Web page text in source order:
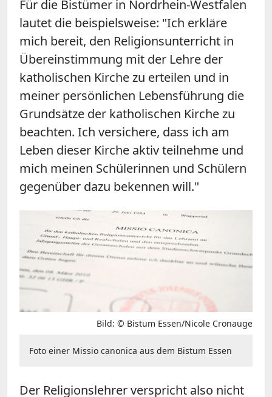
Für die Bistümer in Nordrhein-Westfalen
lautet die beispielsweise: "Ich erkläre
mich bereit, den Religionsunterricht in
Übereinstimmung mit der Lehre der
katholischen Kirche zu erteilen und in
meiner persönlichen Lebensführung die
Grundsätze der katholischen Kirche zu
beachten. Ich versichere, dass ich am
Leben dieser Kirche aktiv teilnehme und
mich meinen Schülerinnen und Schülern
gegenüber dazu bekennen will."
Bild: © Bistum Essen/Nicole Cronauge
Foto einer Missio canonica aus dem Bistum Essen
Der Religionslehrer verspricht also nicht